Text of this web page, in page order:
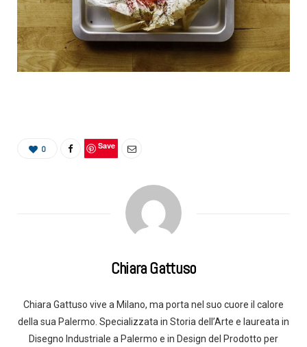
0 Save
Chiara Gattuso
Chiara Gattuso vive a Milano, ma porta nel suo cuore il calore
della sua Palermo. Specializzata in Storia dell’Arte e laureata in
Disegno Industriale a Palermo e in Design del Prodotto per